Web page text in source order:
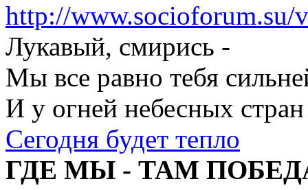
http://
Лукавый, смирись -
Мы все равно тебя
И у огней небесных стран
Сегодня будет тепло
ГДЕ МЫ - ТАМ